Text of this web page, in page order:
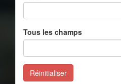
Tous les champs
Réinitialiser